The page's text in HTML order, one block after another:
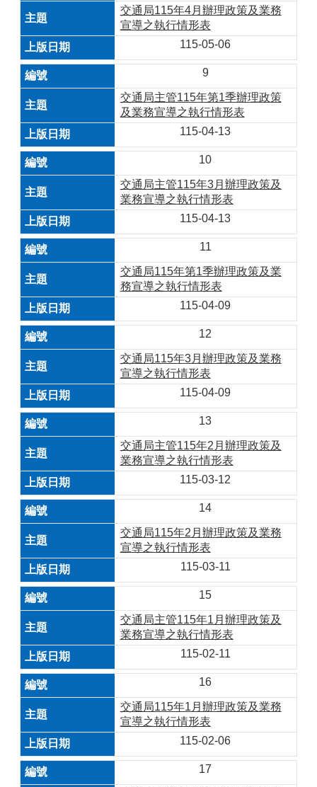
交通局115年4月辦理政策及業務
宣導之執行情形表
115-05-06
9
交通局主管115年第1季辦理政策
及業務宣導之執行情形表
115-04-13
10
交通局主管115年3月辦理政策及
業務宣導之執行情形表
115-04-13
11
交通局115年第1季辦理政策及業
務宣導之執行情形表
115-04-09
12
交通局115年3月辦理政策及業務
宣導之執行情形表
115-04-09
13
交通局主管115年2月辦理政策及
業務宣導之執行情形表
115-03-12
14
交通局115年2月辦理政策及業務
宣導之執行情形表
115-03-11
15
交通局主管115年1月辦理政策及
業務宣導之執行情形表
115-02-11
16
交通局115年1月辦理政策及業務
宣導之執行情形表
115-02-06
17